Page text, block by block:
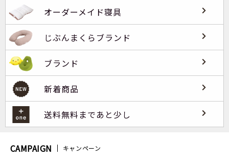
オーダーメイド寝具
じぶんまくらブランド
ブランド
新着商品
送料無料まであと少し
CAMPAIGN キャンペーン